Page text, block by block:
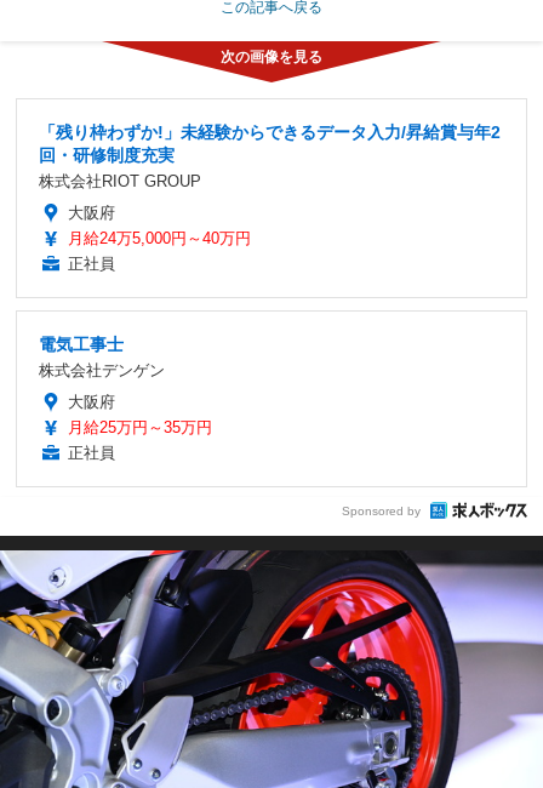
この記事へ戻る
「残り枠わずか!」未経験からできるデータ入力/昇給賞与年2
回・研修制度充実
株式会社RIOT GROUP
大阪府
月給24万5,000円～40万円
正社員
電気工事士
株式会社デンゲン
大阪府
月給25万円～35万円
正社員
Sponsored by